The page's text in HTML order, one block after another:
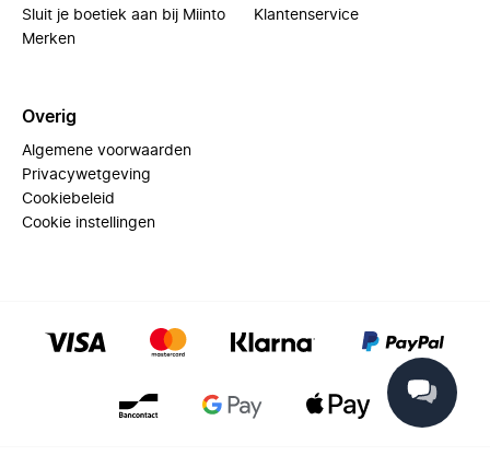
Sluit je boetiek aan bij Miinto
Merken
Klantenservice
Overig
Algemene voorwaarden
Privacywetgeving
Cookiebeleid
Cookie instellingen